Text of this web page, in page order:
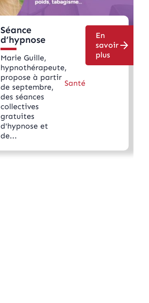
Séance
d’hypnose
Marie Guille,
hypnothérapeute,
propose à partir
de septembre,
des séances
collectives
gratuites
d'hypnose et
de...
Santé
En
savoir
plus
arrow_forward